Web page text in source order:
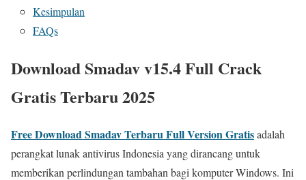
Kesimpulan
FAQs
Download Smadav v15.4 Full Crack
Gratis Terbaru 2025
Free Download Smadav Terbaru Full Version Gratisadalah
perangkat lunak antivirus Indonesia yang dirancang untuk
memberikan perlindungan tambahan bagi komputer Windows. Ini